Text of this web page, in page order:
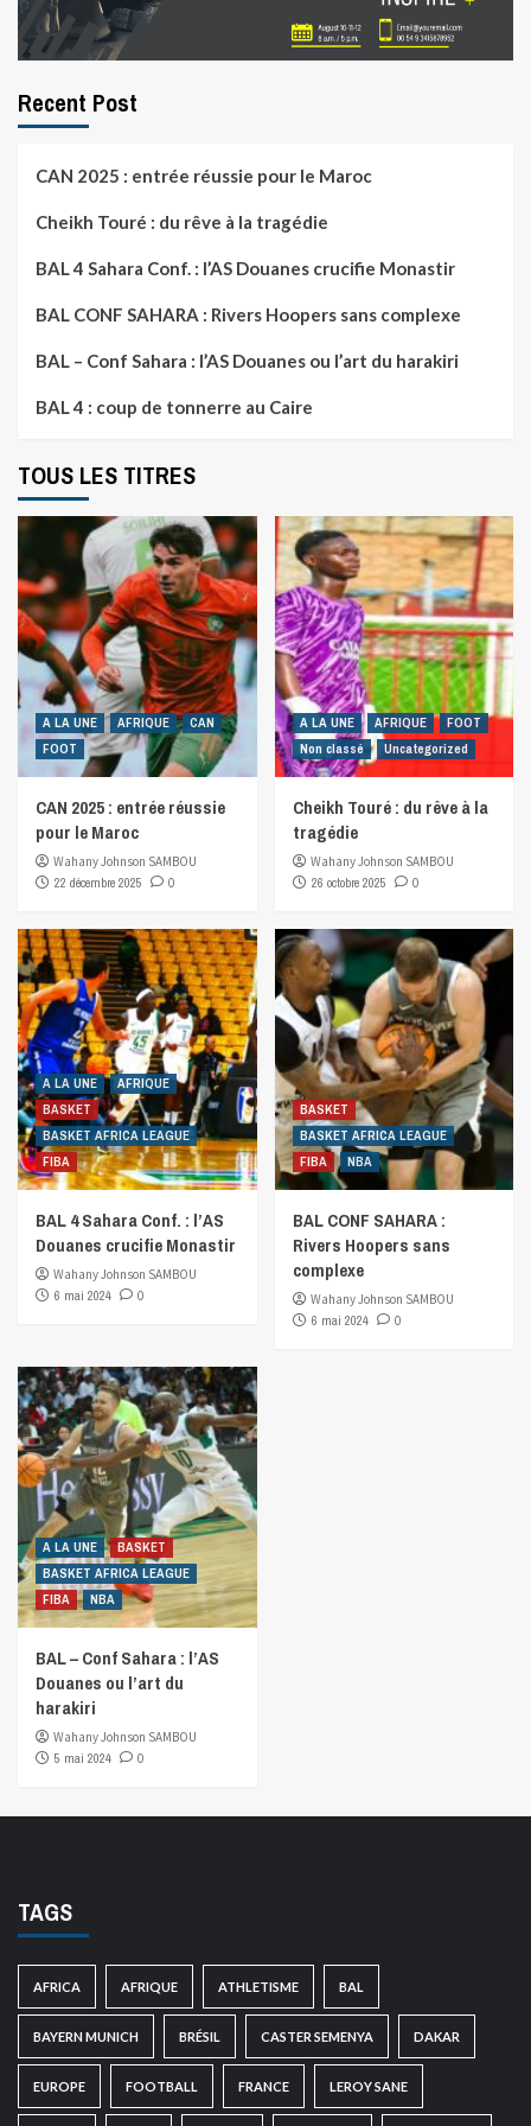
Recent Post
CAN 2025 : entrée réussie pour le Maroc
Cheikh Touré : du rêve à la tragédie
BAL 4 Sahara Conf. : l’AS Douanes crucifie Monastir
BAL CONF SAHARA : Rivers Hoopers sans complexe
BAL – Conf Sahara : l’AS Douanes ou l’art du harakiri
BAL 4 : coup de tonnerre au Caire
TOUS LES TITRES
A LA UNE AFRIQUE
CAN
FOOT
CAN 2025 : entrée réussie
pour le Maroc
Wahany Johnson SAMBOU
22 décembre 2025
0
A LA UNE AFRIQUE
FOOT
Non classé
Uncategorized
Cheikh Touré : du rêve à la
tragédie
Wahany Johnson SAMBOU
26 octobre 2025
0
A LA UNE
AFRIQUE
BASKET
BASKET AFRICA LEAGUE
FIBA
BAL 4 Sahara Conf. : l’AS
Douanes crucifie Monastir
Wahany Johnson SAMBOU
6 mai 2024
0
BASKET
BASKET AFRICA LEAGUE
FIBA
NBA
BAL CONF SAHARA :
Rivers Hoopers sans
complexe
Wahany Johnson SAMBOU
6 mai 2024
0
A LA UNE
BASKET
BASKET AFRICA LEAGUE
FIBA
NBA
BAL – Conf Sahara : l’AS
Douanes ou l’art du
harakiri
Wahany Johnson SAMBOU
5 mai 2024
0
TAGS
AFRICA AFRIQUE ATHLETISME BAL
BAYERN MUNICH BRÉSIL CASTER SEMENYA DAKAR
EUROPE FOOTBALL FRANCE LEROY SANE